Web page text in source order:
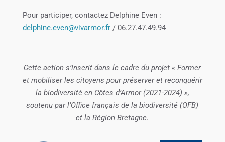
Pour participer, contactez Delphine Even :
delphine.even@vivarmor.fr/ 06.27.47.49.94
Cette action s’inscrit dans le cadre du projet « Former
et mobiliser les citoyens pour préserver et reconquérir
la biodiversité en Côtes d’Armor (2021-2024) »,
soutenu par l’Office français de la biodiversité (OFB)
et la Région Bretagne.